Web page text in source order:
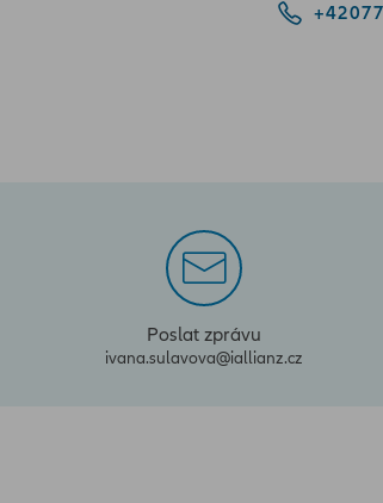
Poslat zprávu
ivana.sulavova@iallianz.cz